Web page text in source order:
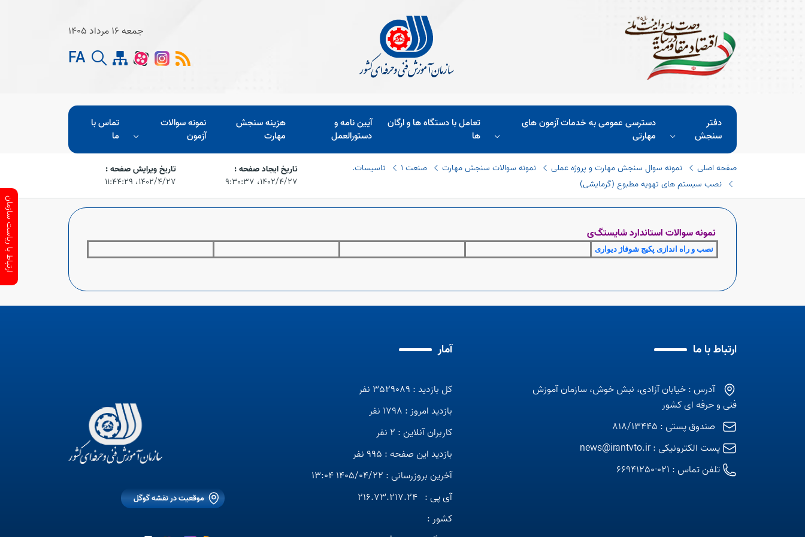
جمعه 16 مرداد 1405
FA
دفتر
سنجش
دسترسی عمومی به خدمات آزمون های
مهارتی
تعامل با دستگاه ها و ارگان
ها
آیین نامه و
دستورالعمل
هزینه سنجش
مهارت
نمونه سوالات
آزمون
تماس با
ما
صفحه اصلی نمونه سوال سنجش مهارت و پروژه عملی نمونه سوالات سنجش مهارت صنعت 1
تاسیسات.
نصب سیستم های تهویه مطبوع (گرمایشی)
تاریخ ایجاد صفحه :
۱۴۰۲/۴/۲۷،‏ ۹:۳۰:۳۷
تاریخ ویرایش صفحه :
۱۴۰۲/۴/۲۷،‏ ۱۱:۴۴:۲۹
نمونه سوالات استاندارد شایستگی
نصب و راه اندازی پکیج شوفاژ دیواری
ارتباط با ما
آدرس : خیابان آزادی، نبش خوش، سازمان آموزش
فنی و حرفه ای کشور
صندوق پستی : 818/13445
پست الکترونیکی :news@irantvto.ir
تلفن تماس : 021-66941250
آمار
کل بازدید : 3529089 نفر
بازدید امروز : 1798 نفر
کاربران آنلاین : 2 نفر
بازدید این صفحه : 995 نفر
آخرین بروزرسانی : 1405/04/22 13:04
آی پی : 216.73.217.24
کشور :
موقعیت در نقشه گوگل
ارتباط با ریاست سازمان